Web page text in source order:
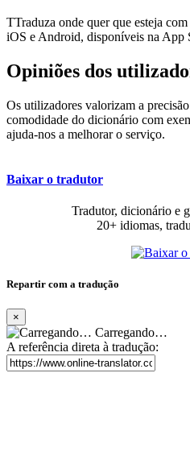
TTraduza onde quer que esteja
iOS e Android, disponíveis na App
Opiniões dos
Os utilizadores valorizam a
comodidade do dicionário com
ajuda-nos a melhorar o serviço.
Baixar o tradutor
Tradutor, dicionário e
20+ idiomas,
Repartir com a tradução
×
Carregando…
A referência direta à tradução: